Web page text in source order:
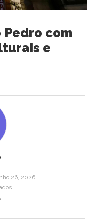
com
e
26, 2026